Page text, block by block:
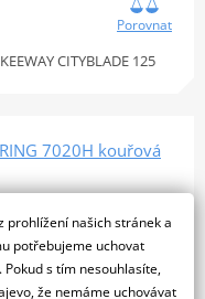
Porovnat
CITYBLADE 125
7020H kouřová
prohlížení našich stránek a
potřebujeme uchovat
s tím nesouhlasíte,
že nemáme uchovávat